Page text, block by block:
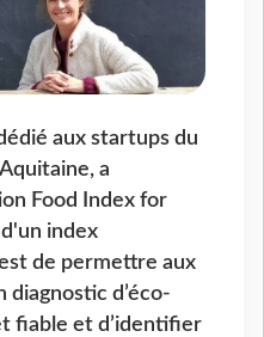
aux startups du
a
Food Index for
index
de permettre aux
diagnostic d’éco-
fiable et d’identifier